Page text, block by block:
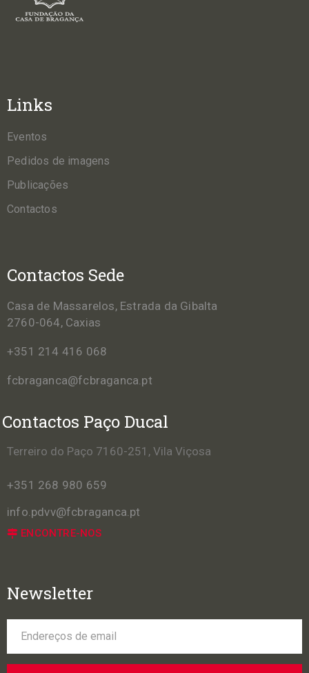
Links
Eventos
Pedidos de imagens
Publicações
Contactos
Contactos Sede
Casa de Massarelos, Estrada da Gibalta
2760-064, Caxias
+351 214 416 068
fcbraganca@fcbraganca.pt
Contactos Paço Ducal
Terreiro do Paço 7160-251, Vila Viçosa
+351 268 980 659
info.pdvv@fcbraganca.pt
ENCONTRE-NOS
Newsletter